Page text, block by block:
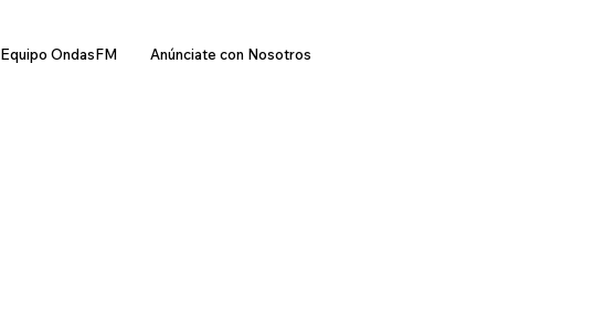
Equipo OndasFM Anúnciate con Nosotros